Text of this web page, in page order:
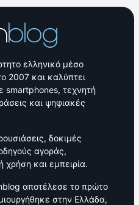
ελληνικό μέσο
2007 και καλύπτει
smartphones, τεχνητή
και ψηφιακές
δοκιμές
αγοράς,
χρήση και εμπειρία.
αποτέλεσε το πρώτο
στην Ελλάδα,